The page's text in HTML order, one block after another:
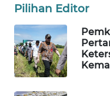
Pilihan Editor
LKKI
KOPEKLIN
PORTAL